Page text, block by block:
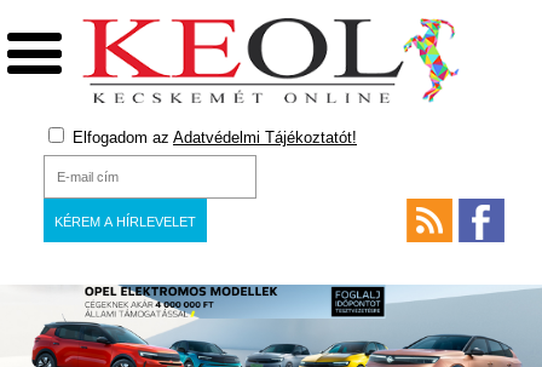
Elfogadom az Adatvédelmi Tájékoztatót!